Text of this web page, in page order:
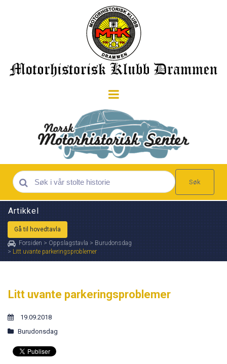
Søk
Artikkel
Gå til hovedtavla
Forsiden > Oppslagstavla > Burudonsdag
> Litt uvante parkeringsproblemer
Litt uvante parkeringsproblemer
19.09.2018
Burudonsdag